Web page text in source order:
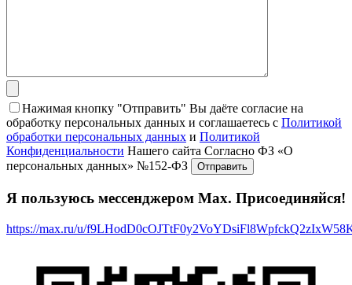
Нажимая кнопку "Отправить" Вы даёте согласие на
обработку персональных данных и соглашаетесь с Политикой
обработки персональных данных и Политикой
Конфиденциальности Нашего сайта Согласно ФЗ «О
персональных данных» №152-ФЗ
Я пользуюсь мессенджером Max. Присоединяйся!
https://max.ru/u/